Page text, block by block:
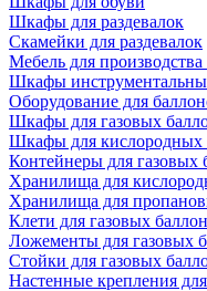
Шкафы для раздевалок
Скамейки для раздевалок
Мебель для производства
Шкафы
Оборудование для
Шкафы для газовых
Шкафы для кислородных
Контейнеры для газовых
Хранилища для
Хранилища для
Клети для газовых
Ложементы для газовых
Стойки для газовых
Настенные крепления